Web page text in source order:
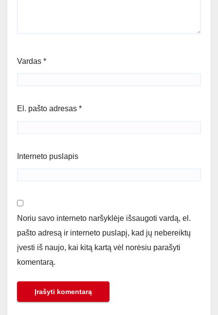
Vardas *
El. pašto adresas *
Interneto puslapis
Noriu savo interneto naršyklėje išsaugoti vardą, el.
pašto adresą ir interneto puslapį, kad jų nebereiktų
įvesti iš naujo, kai kitą kartą vėl norėsiu parašyti
komentarą.